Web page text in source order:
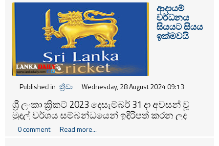
ආදායම්
වර්ධනය
සියයට සියය
ඉක්මවයි
Published in ක්‍රීඩා Wednesday, 28 August 2024 09:13
ශ්‍රී ලංකා ක්‍රිකට් 2023 දෙසැම්බර් 31 දා අවසන් වූ
මුදල් වර්ශය සම්බන්ධයෙන් ඉදිරිපත් කරන ලද
මූල්‍ය වාර්තාවේ දැක්වෙන පරිදි ශ්‍රී ලංකා රුපියල්
බිලියන 12.1 ක ශුද්ධ ආදායමක් වාර්තා කර තිබේ.
0 comment Read more...